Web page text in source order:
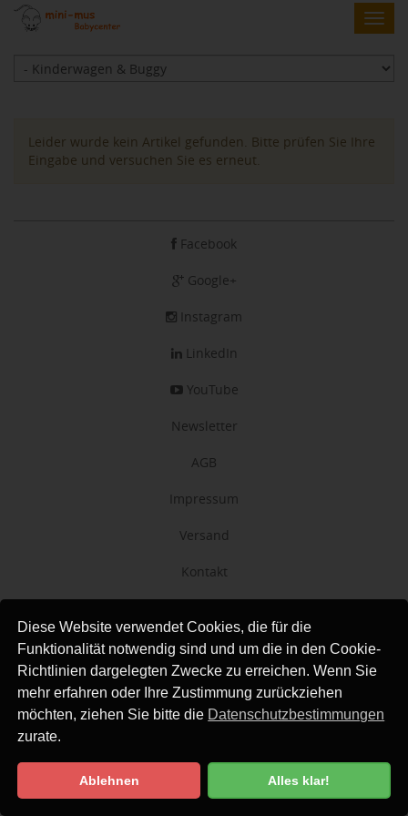
Datenschutzbestimmung
Diese Website verwendet Cookies, die für die
Funktionalität notwendig sind und um die in den Cookie-
Richtlinien dargelegten Zwecke zu erreichen. Wenn Sie
mehr erfahren oder Ihre Zustimmung zurückziehen
möchten, ziehen Sie bitte die Datenschutzbestimmungen
zurate.
Ablehnen Alles klar!
Skip
content
Buggy
Leider wurde kein Artikel gefunden. Bitte prüfen Sie Ihre
Eingabe und versuchen Sie es erneut.
Facebook
Google+
Instagram
LinkedIn
YouTube
Newsletter
AGB
Impressum
Versand
Kontakt
Datenschutz